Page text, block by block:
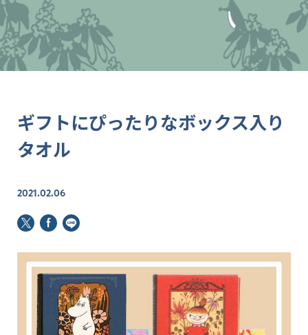
ギフトにぴったりなボックス入り
タオル
2021.02.06